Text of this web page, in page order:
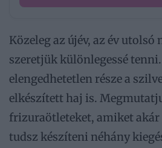
Közeleg az újév, az év utolsó
szeretjük különlegessé
elengedhetetlen része a
elkészített haj is.
frizuraötleteket, amiket akár
tudsz készíteni néhány